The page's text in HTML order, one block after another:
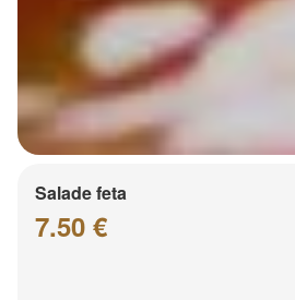
Salade feta
7.50 €